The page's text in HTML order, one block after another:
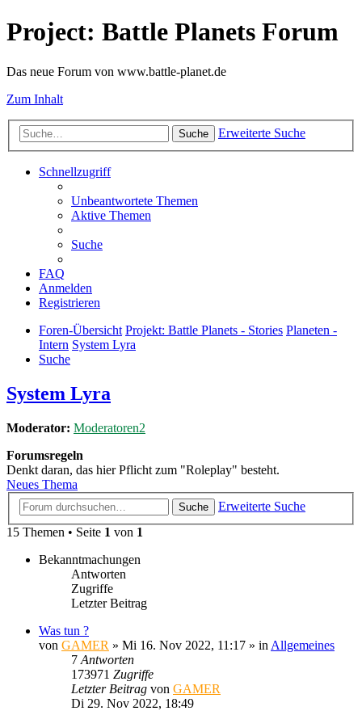
Project: Battle Planets Forum
Das neue Forum von www.battle-planet.de
Zum Inhalt
Suche Erweiterte Suche
Schnellzugriff
Unbeantwortete Themen
Aktive Themen
Suche
FAQ
Anmelden
Registrieren
Foren-Übersicht Projekt: Battle Planets - Stories Planeten -
Intern System Lyra
Suche
System Lyra
Moderator: Moderatoren2
Forumsregeln
Denkt daran, das hier Pflicht zum "Roleplay" besteht.
Neues Thema
Suche
Erweiterte Suche
15 Themen • Seite 1 von 1
Bekanntmachungen
Antworten
Zugriffe
Letzter Beitrag
Was tun ?
von GAMER » Mi 16. Nov 2022, 11:17 » in Allgemeines
7 Antworten
173971 Zugriffe
Letzter Beitrag von GAMER
Di 29. Nov 2022, 18:49